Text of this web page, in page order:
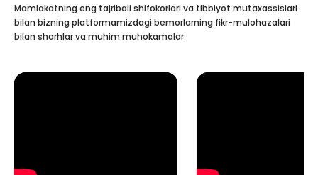
Mamlakatning eng tajribali shifokorlari va tibbiyot mutaxassislari
bilan bizning platformamizdagi bemorlarning fikr-mulohazalari
bilan sharhlar va muhim muhokamalar.